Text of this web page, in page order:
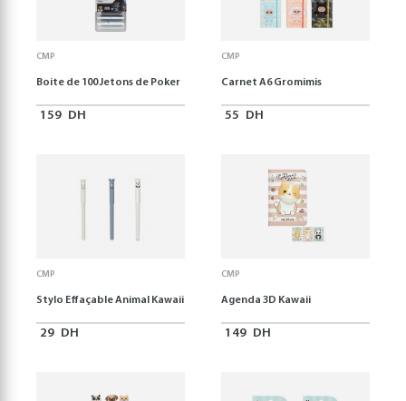
CMP
Boite de 100 Jetons de Poker
159 DH
CMP
Carnet A6 Gromimis
55 DH
CMP
Stylo Effaçable Animal Kawaii
29 DH
CMP
Agenda 3D Kawaii
149 DH